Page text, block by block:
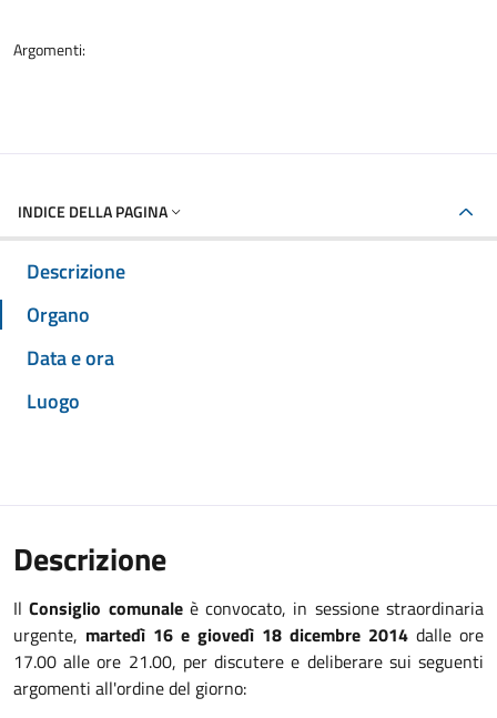
Argomenti:
INDICE DELLA PAGINA
Descrizione
Organo
Data e ora
Luogo
Descrizione
IlConsiglio comunaleè convocato, in sessione straordinaria
urgente, martedì 16 e giovedì 18 dicembre 2014 dalle ore
17.00 alle ore 21.00, per discutere e deliberare sui seguenti
argomenti all'ordine del giorno: